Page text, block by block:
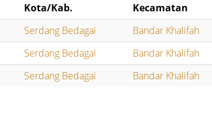
Kota/Kab. Kecamatan
Serdang Bedagai Bandar Khalifah
Serdang Bedagai Bandar Khalifah
Serdang Bedagai Bandar Khalifah